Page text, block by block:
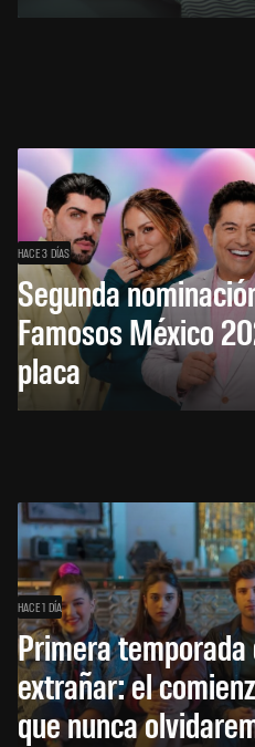
HACE 3 DÍAS
Segunda
Famosos México
placa
HACE 1 DÍA
Primera
extrañar: el
que nunca